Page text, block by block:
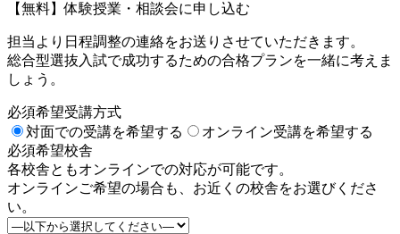
【無料】体験授業・相談会に申し込む
担当より日程調整の連絡をお送りさせていただきます。
総合型選抜入試で成功するための合格プランを一緒に考えま
しょう。
必須希望受講方式
対面での受講を希望する
オンライン受講を希望する
必須希望校舎
各校舎ともオンラインでの対応が可能です。
オンラインご希望の場合も、お近くの校舎をお選びくださ
い。